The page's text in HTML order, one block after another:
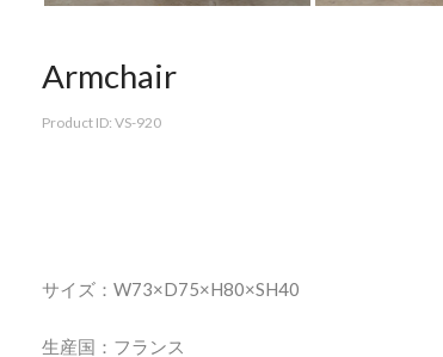
Armchair
Product ID: VS-920
サイズ：W73×D75×H80×SH40
生産国：フランス